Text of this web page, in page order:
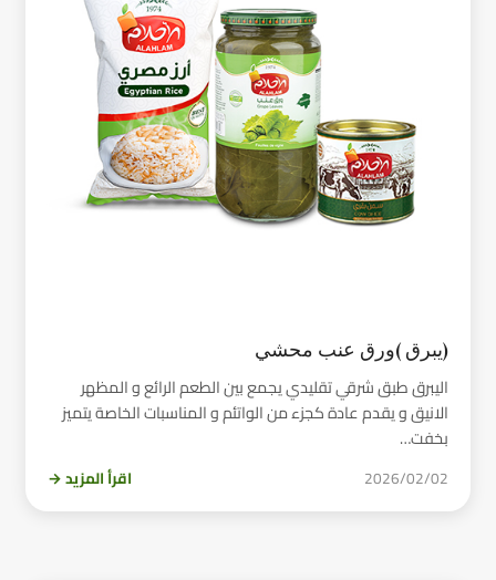
(يبرق )ورق عنب محشي
اليبرق طبق شرقي تقليدي يجمع بين الطعم الرائع و المظهر
الانيق و يقدم عادة كجزء من الواتئم و المناسبات الخاصة يتميز
بخفت…
2026/02/02 اقرأ المزيد →